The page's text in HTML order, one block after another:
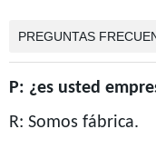
PREGUNTAS
P: ¿es usted
R: Somos fábrica.